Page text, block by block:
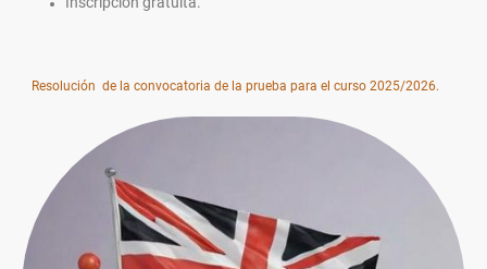
Resolución de la convocatoria de la prueba para el curso 2025/2026.